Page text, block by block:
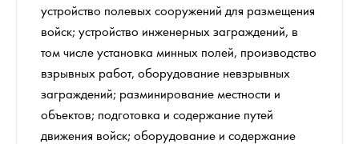
устройство полевых сооружений для размещения
войск; устройство инженерных заграждений, в
том числе установка минных полей, производство
взрывных работ, оборудование невзрывных
заграждений; разминирование местности и
объектов; подготовка и содержание путей
движения войск; оборудование и содержание